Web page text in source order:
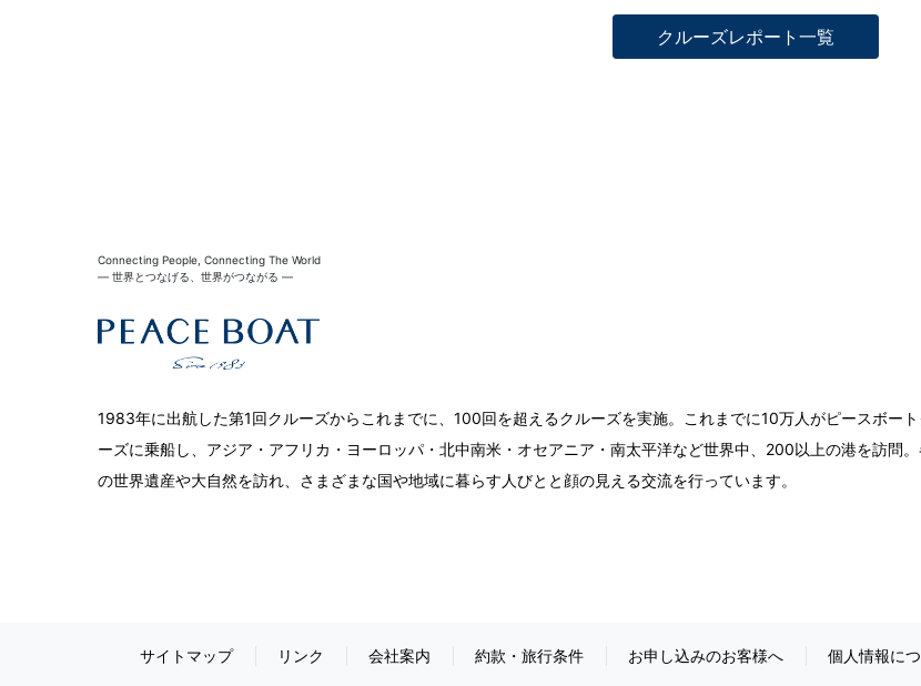
クルーズレポート一覧
Connecting People, Connecting The World
― 世界とつなげる、世界がつながる ―
1983年に出航した第1回クルーズからこれまでに、100回を超えるクルーズを実施。これまでに10万人がピースボー
ーズに乗船し、アジア・アフリカ・ヨーロッパ・北中南米・オセアニア・南太平洋など世界中、200以上の港を訪問
の世界遺産や大自然を訪れ、さまざまな国や地域に暮らす人びとと顔の見える交流を行っています。
サイトマップ リンク 会社案内 約款・旅行条件 お申し込みのお客様へ 個人情報に